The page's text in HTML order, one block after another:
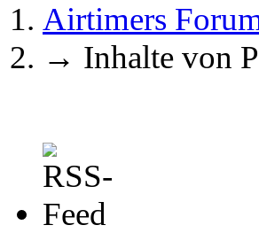
Airtimers
→ Inhalte von